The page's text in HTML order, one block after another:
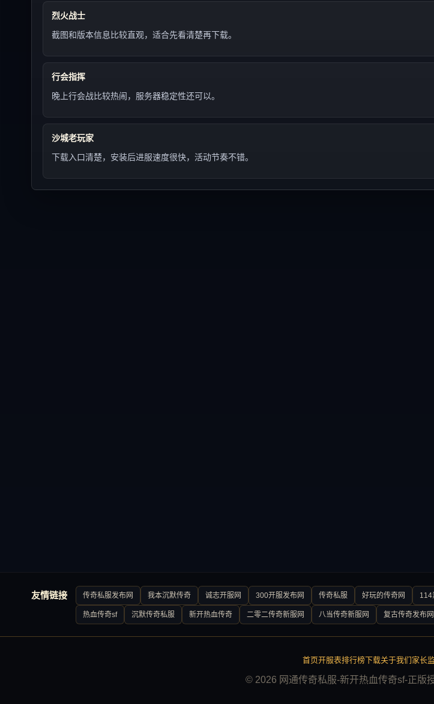
烈火战士
截图和版本信息比较直观，适合先看清楚再下载。
行会指挥
晚上行会战比较热闹，服务器稳定性还可以。
沙城老玩家
下载入口清楚，安装后进服速度很快，活动节奏不错。
友情链接 传奇私服发布网 我本沉默传奇 诚志开服网 300开服发布网 传奇私服 好玩的传奇网 114
热血传奇sf 沉默传奇私服 新开热血传奇 二零二传奇新服网 八当传奇新服网 复古传奇发布网
首页开服表排行榜下载关于我们 家长
© 2026 网通传奇私服-新开热血传奇sf-正版